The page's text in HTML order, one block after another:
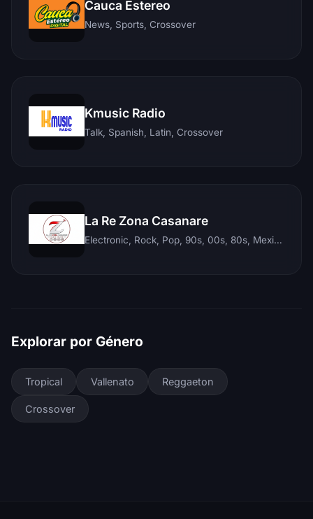
Cauca Estereo
News, Sports, Crossover
Kmusic Radio
Talk, Spanish, Latin, Crossover
La Re Zona Casanare
Electronic, Rock, Pop, 90s, 00s, 80s, Mexican, Ranchera, Reggaeton, Instrumental, Salsa, Merengue, Tropical, Romantic, Vallenato, Llanera
Explorar por Género
Tropical Vallenato Reggaeton
Crossover